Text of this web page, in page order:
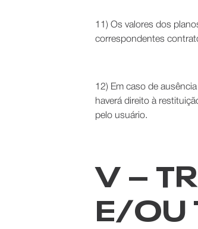
11) Os valores dos
correspondentes
12) Em caso de
haverá direito à
pelo usuário.
V –
E/OU